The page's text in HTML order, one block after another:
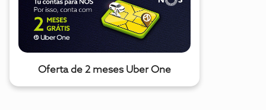
Oferta de 2 meses Uber One